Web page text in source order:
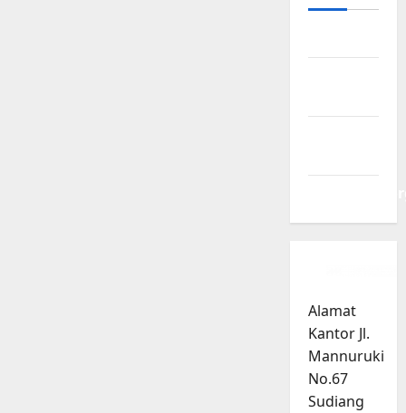
Alamat
Kantor Jl.
Mannuruki
No.67
Sudiang